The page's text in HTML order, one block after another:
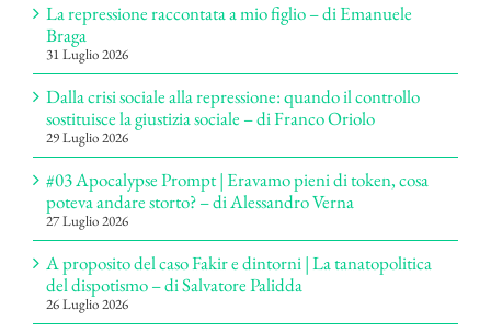
La repressione raccontata a mio figlio – di Emanuele
Braga
31 Luglio 2026
Dalla crisi sociale alla repressione: quando il controllo
sostituisce la giustizia sociale – di Franco Oriolo
29 Luglio 2026
#03 Apocalypse Prompt | Eravamo pieni di token, cosa
poteva andare storto? – di Alessandro Verna
27 Luglio 2026
A proposito del caso Fakir e dintorni | La tanatopolitica
del dispotismo – di Salvatore Palidda
26 Luglio 2026